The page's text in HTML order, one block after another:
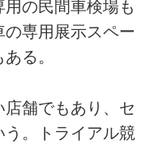
の民間車検場も
専用展示スペー
る。
店舗でもあり、セ
う。トライアル競